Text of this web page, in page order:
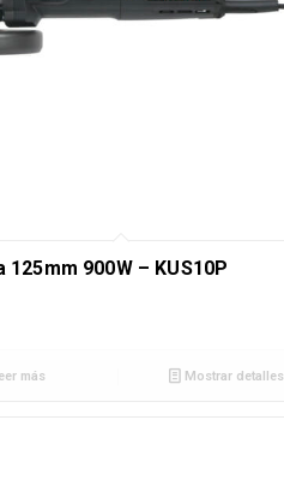
125mm 900W – KUS10P
más Mostrar detalles